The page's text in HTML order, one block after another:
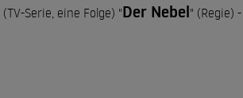
Serie, eine Folge) "Der Nebel" (Regie)